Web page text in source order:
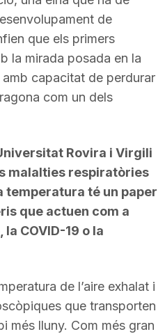
de
que els primers
la mirada posada en la
capacitat de perdurar
com un dels
Rovira i Virgili
malalties respiratòries
temperatura té un paper
que actuen com a
COVID-19 o la
de l’aire exhalat i
que transporten
més lluny. Com més gran